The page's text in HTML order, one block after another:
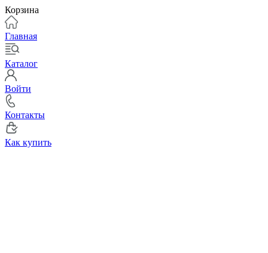
Корзина
Главная
Каталог
Войти
Контакты
Как купить